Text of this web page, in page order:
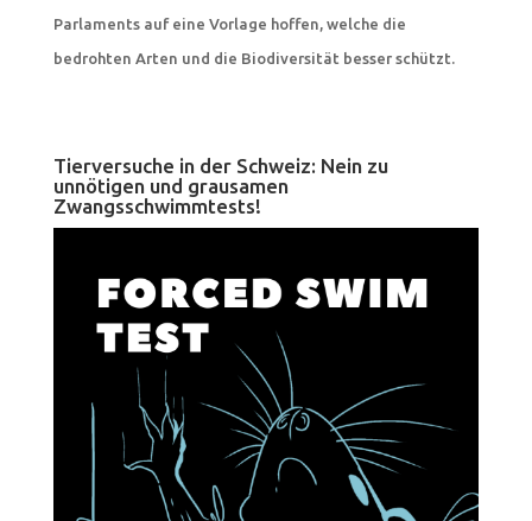
Parlaments auf eine Vorlage hoffen, welche die
bedrohten Arten und die Biodiversität besser schützt.
Tierversuche in der Schweiz: Nein zu
unnötigen und grausamen
Zwangsschwimmtests!